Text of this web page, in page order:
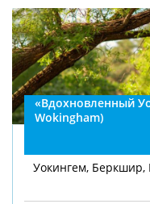
«Вдохновленный
Wokingham)
Уокингем, Беркшир,